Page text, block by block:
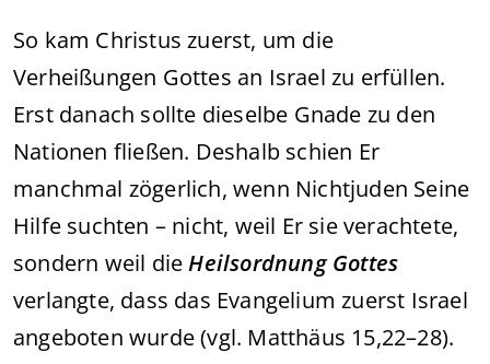
So kam Christus zuerst, um die
Verheißungen Gottes an Israel zu erfüllen.
Erst danach sollte dieselbe Gnade zu den
Nationen fließen. Deshalb schien Er
manchmal zögerlich, wenn Nichtjuden Seine
Hilfe suchten – nicht, weil Er sie verachtete,
sondern weil dieHeilsordnung Gottes
verlangte, dass das Evangelium zuerst Israel
angeboten wurde (vgl. Matthäus 15,22–28).